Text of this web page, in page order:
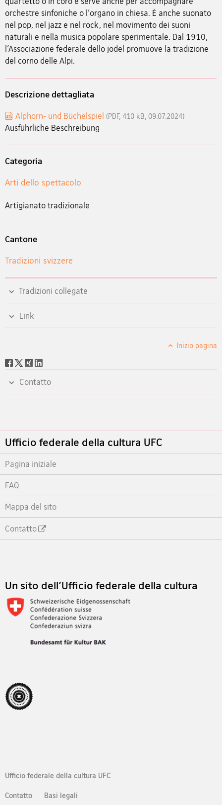
orchestre sinfoniche o l'organo in chiesa. È anche suonato
nel pop, nel jazz e nel rock, nel movimento dei suoni
naturali e nella musica popolare sperimentale. Dal 1910,
l'Associazione federale dello jodel promuove la tradizione
del corno delle Alpi.
Descrizione dettagliata
Alphorn- und Büchelspiel (PDF, 410 kB, 09.07.2024)
Ausführliche Beschreibung
Categoria
Arti dello spettacolo
Artigianato tradizionale
Cantone
Tradizioni svizzere
Tradizioni collegate
Link
Inizio pagina
Social
Contatto
Footer
Ufficio federale della cultura UFC
Pagina iniziale
FAQ
Mappa del sito
Contatto
Un sito dell'Ufficio federale della cultura
Ufficio federale della cultura UFC
Contatto Basi legali